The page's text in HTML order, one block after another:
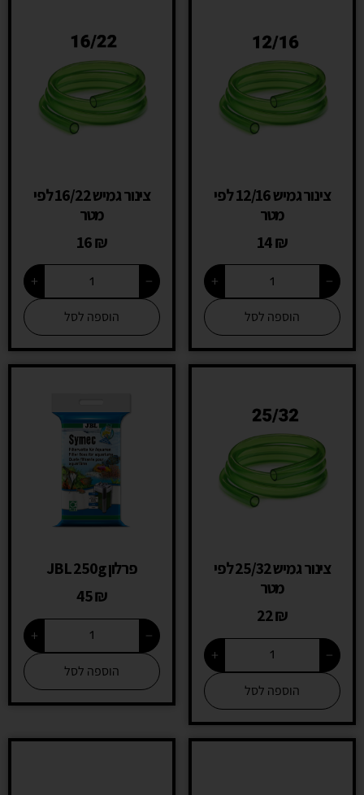
צינור גמיש 12/16 לפי
מטר
14₪
−
+
הוספה לסל
צינור גמיש 16/22 לפי
מטר
16₪
−
+
הוספה לסל
צינור גמיש 25/32 לפי
מטר
22₪
−
+
הוספה לסל
פרלון JBL 250g
45₪
−
+
הוספה לסל